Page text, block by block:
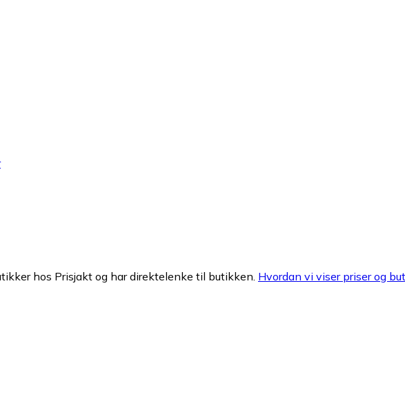
hos Prisjakt og har direktelenke til butikken. Hvordan vi viser priser og